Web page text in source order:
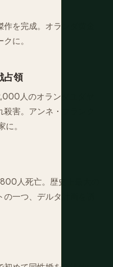
を完成。オランダ黄金
に。
占領
人のオランダユダヤ
害。アンネ・フランク
。
人死亡。歴史上最大の
一つ、デルタ計画を誘